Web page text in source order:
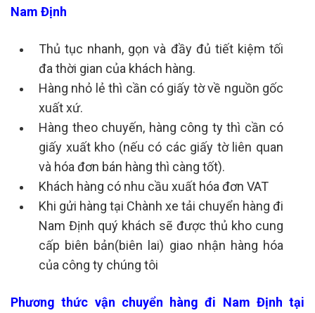
Nam Định
Thủ tục nhanh, gọn và đầy đủ tiết kiệm tối
đa thời gian của khách hàng.
Hàng nhỏ lẻ thì cần có giấy tờ về nguồn gốc
xuất xứ.
Hàng theo chuyến, hàng công ty thì cần có
giấy xuất kho (nếu có các giấy tờ liên quan
và hóa đơn bán hàng thì càng tốt).
Khách hàng có nhu cầu xuất hóa đơn VAT
Khi gửi hàng tại Chành xe tải chuyển hàng đi
Nam Định quý khách sẽ được thủ kho cung
cấp biên bản(biên lai) giao nhận hàng hóa
của công ty chúng tôi
Phương thức vận chuyển hàng đi Nam Định tại